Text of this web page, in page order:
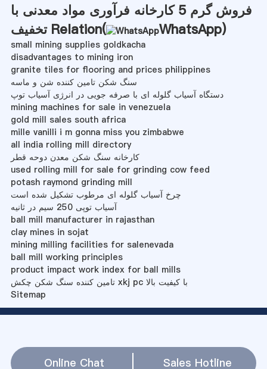
فروش گرم 5 کارخانه فرآوری مواد معدنی با
تخفیف Relation(
WhatsApp)
small mining supplies goldkacha
disadvantages to mining iron
granite tiles for flooring and prices philippines
سنگ شکن تامین کننده شن و ماسه
دستگاه آسیاب گلوله ای با صرفه جویی در انرژی آسیاب توپ
mining machines for sale in venezuela
gold mill sales south africa
mille vanilli i m gonna miss you zimbabwe
all india rolling mill directory
کارخانه سنگ شکن معدن دوحه قطر
used rolling mill for sale for grinding cow feed
potash raymond grinding mill
چرخ آسیاب گلوله ای مرطوب تشکیل شده است
آسیاب توپی 250 سیم در ثانیه
ball mill manufacturer in rajasthan
clay mines in sojat
mining milling facilities for salenevada
ball mill working principles
product impact work index for ball mills
تامین کننده سنگ شکن چکش xkj pc با کیفیت بالا
Sitemap
Online Chat Sales Hotline